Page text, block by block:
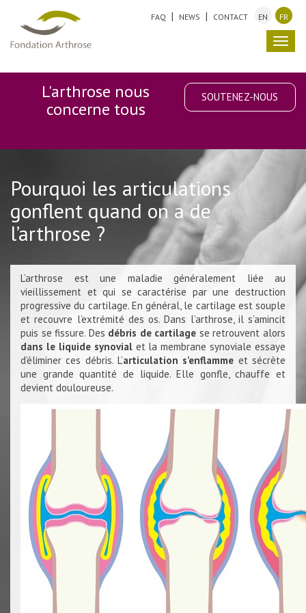
EN FR
FAQ NEWS CONTACT
L'arthrose nous
concerne tous
SOUTENEZ-NOUS
Pourquoi les articulations
gonflent quand on a de
l’arthrose ?
L’arthrose est une maladie généralement liée au
vieillissement et qui se caractérise par une destruction
progressive du cartilage. En général, le cartilage est souple
et recouvre l’extrémité des os. Dans l’arthrose, il s’amincit
puis se fissure. Des débris de cartilage se retrouvent alors
dans le liquide synovial et la membrane synoviale essaye
d’éliminer ces débris. L’articulation s’enflamme et sécrète
une grande quantité de liquide. Elle gonfle, chauffe et
devient douloureuse.